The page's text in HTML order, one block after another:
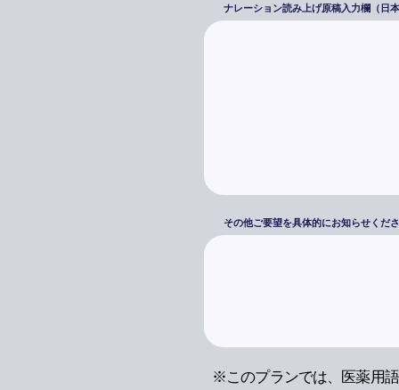
ナレーション読み上げ原稿入力欄（日
その他ご要望を具体的にお知らせくだ
※このプランでは、医薬用